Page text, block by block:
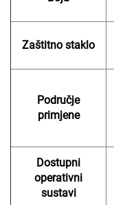
Zaštitno staklo
Područje
primjene
Dostupni
operativni
sustavi